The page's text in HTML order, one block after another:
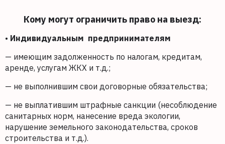
Кому могут ограничить право на выезд:
• Индивидуальным предпринимателям
— имеющим задолженность по налогам, кредитам,
аренде, услугам ЖКХ и т.д.;
— не выполнившим свои договорные обязательства;
— не выплатившим штрафные санкции (несоблюдение
санитарных норм, нанесение вреда экологии,
нарушение земельного законодательства, сроков
строительства и т.д.).